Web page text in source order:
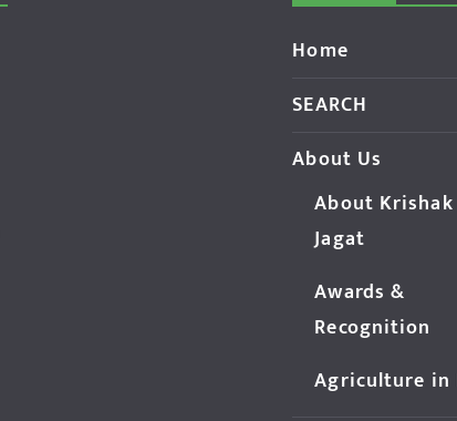
Home
SEARCH
About Us
About Krishak
Jagat
Awards &
Recognition
Agriculture in